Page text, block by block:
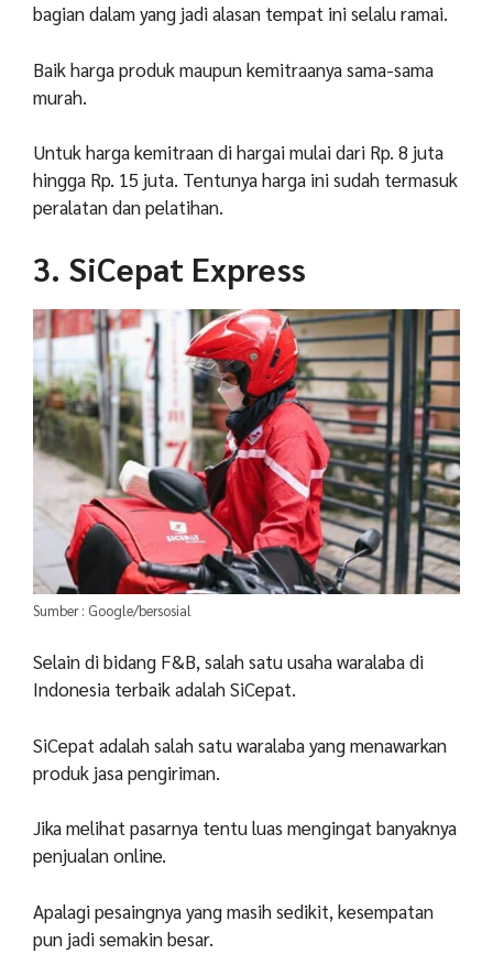
bagian dalam yang jadi alasan tempat ini selalu ramai.
Baik harga produk maupun kemitraanya sama-sama
murah.
Untuk harga kemitraan di hargai mulai dari Rp. 8 juta
hingga Rp. 15 juta. Tentunya harga ini sudah termasuk
peralatan dan pelatihan.
3. SiCepat Express
Sumber : Google/bersosial
Selain di bidang F&B, salah satu usaha waralaba di
Indonesia terbaik adalah SiCepat.
SiCepat adalah salah satu waralaba yang menawarkan
produk jasa pengiriman.
Jika melihat pasarnya tentu luas mengingat banyaknya
penjualan online.
Apalagi pesaingnya yang masih sedikit, kesempatan
pun jadi semakin besar.